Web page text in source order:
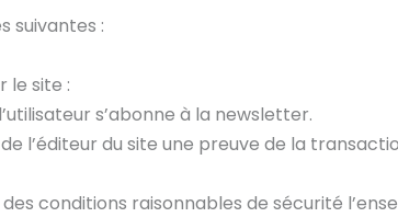
suivantes :
le site :
s’abonne à la newsletter.
l’éditeur du site une preuve de la
conditions raisonnables de sécurité